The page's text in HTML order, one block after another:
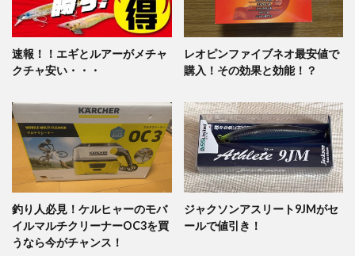
速報！！エギとルアーがメチャ
クチャ安い・・・
レオピンファイブネオ最安値で
購入！その効果と効能！？
釣り人必見！ケルヒャーのモバ
イルマルチクリーナーOC3を買
うなら今がチャンス！
ジャクソンアスリート9JMがセ
ールで値引き！